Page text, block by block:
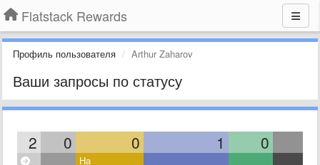
Flatstack Rewards
Профиль пользователя Arthur Zaharov
Ваши запросы по статусу
2 0 0 1 0
На